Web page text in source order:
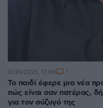
Το παιδί έφερε μια νέα
πώς είναι σαν πατέρας,
για τον σύζυγό της
07.09.2025, 17:00 1